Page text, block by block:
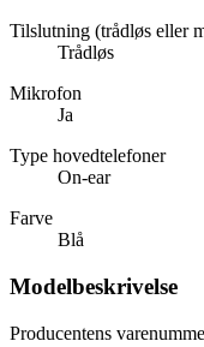
Tilslutning (trådløs eller
Trådløs
Mikrofon
Ja
Type hovedtelefoner
On-ear
Farve
Blå
Modelbeskrivelse
Producentens